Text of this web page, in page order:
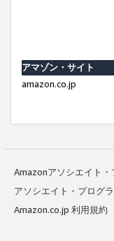
アマゾン・サイト
amazon.co.jp
Amazonアソシエイト
アソシエイト・プログ
Amazon.co.jp 利用規約